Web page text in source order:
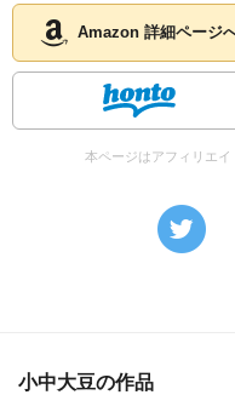
Amazon 詳細ページ
本ページはアフィリエ
小中大豆の作品